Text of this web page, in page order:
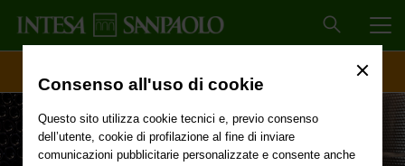
Consenso all'uso di cookie
Questo sito utilizza cookie tecnici e, previo consenso
dell’utente, cookie di profilazione al fine di inviare
comunicazioni pubblicitarie personalizzate e consente anche